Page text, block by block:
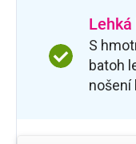
S
batoh
nošení